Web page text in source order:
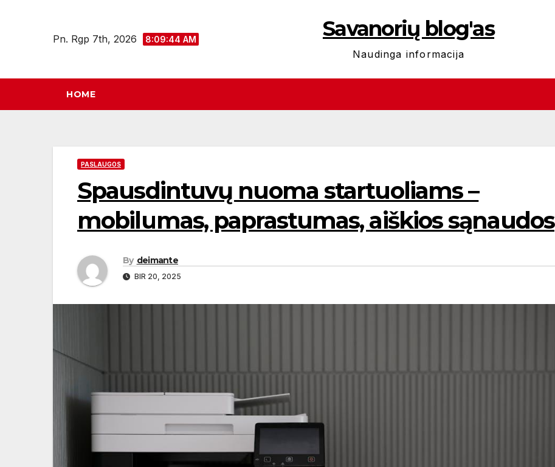
Pn. Rgp 7th, 2026 8:09:45 AM Savanorių blog'as
Naudinga informacija
HOME
PASLAUGOS
Spausdintuvų nuoma startuoliams –
mobilumas, paprastumas, aiškios sąnaudos
By deimante
BIR 20, 2025